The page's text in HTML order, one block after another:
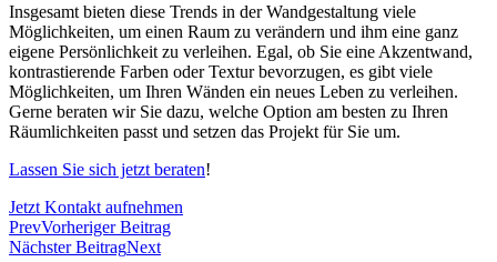
Insgesamt bieten diese Trends in der Wandgestaltung viele
Möglichkeiten, um einen Raum zu verändern und ihm eine ganz
eigene Persönlichkeit zu verleihen. Egal, ob Sie eine Akzentwand,
kontrastierende Farben oder Textur bevorzugen, es gibt viele
Möglichkeiten, um Ihren Wänden ein neues Leben zu verleihen.
Gerne beraten wir Sie dazu, welche Option am besten zu Ihren
Räumlichkeiten passt und setzen das Projekt für Sie um.
Lassen Sie sich jetzt beraten!
Jetzt Kontakt aufnehmen
PrevVorheriger Beitrag
Nächster BeitragNext